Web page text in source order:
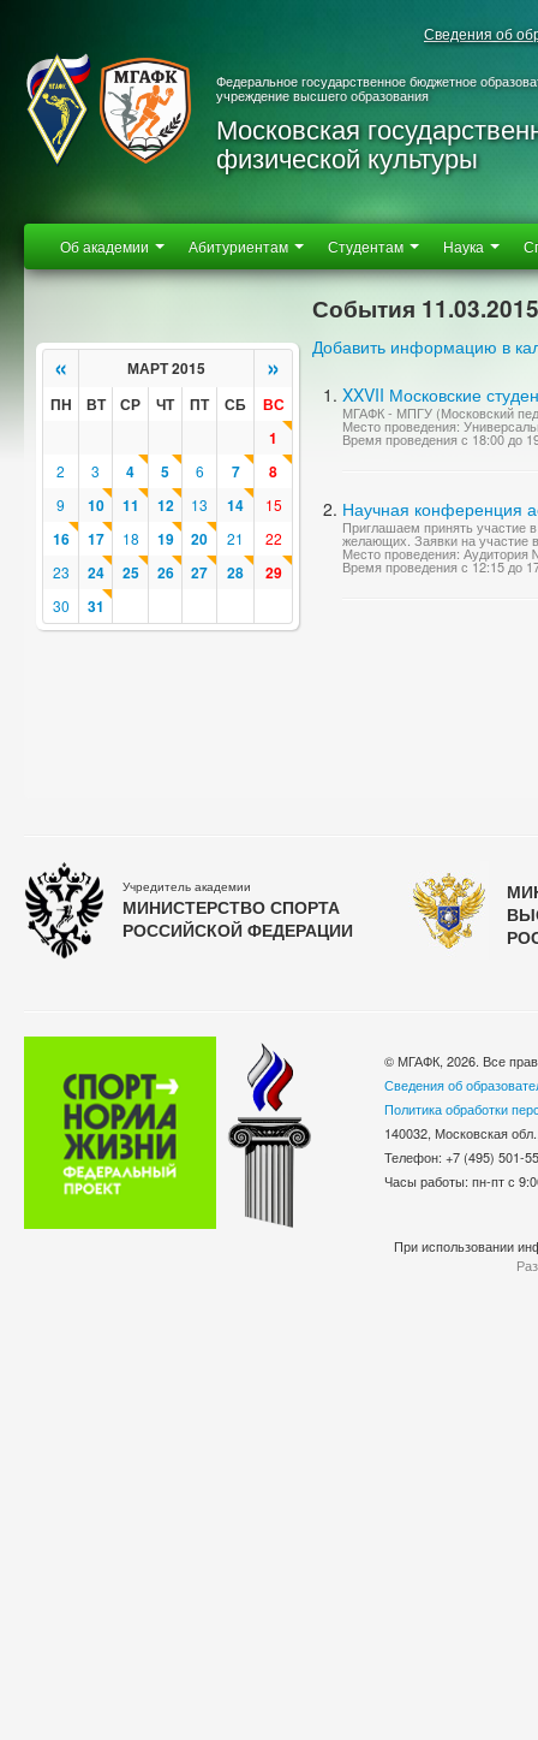
Сведения об
Федеральное государственное бюджетное
учреждение высшего образования
Московская
физической культуры
Об академии Абитуриентам Студентам Наука
« МАРТ 2015 »
ПН ВТ СР ЧТ ПТ СБ
ВС
1
2 3 4 5 6 7 8
9 10 11 12 13 14 15
16 17 18 19 20 21
22
23
24 25 26 27 28 29
30 31
События 11.03.2015
Добавить информацию в
XXVII Московские
МГАФК - МПГУ (Московский
Место проведения:
Время проведения с 18:00 до
Научная конференция
Приглашаем принять участие
желающих. Заявки на участие
Место проведения:
Время проведения с 12:15 до
Учредитель академии
МИНИСТЕРСТВО СПОРТА
РОССИЙСКОЙ ФЕДЕРАЦИИ
© МГАФК, 2026. Все
Сведения об
Политика обработки
140032, Московская
Телефон: +7 (495)
Часы работы: пн-пт с
При использовании